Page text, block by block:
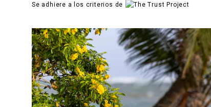
Se adhiere a los criterios de